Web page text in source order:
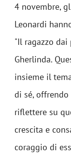
4 novembre,
Leonardi
"Il ragazzo
Gherlinda.
insieme il
di sé, offrendo
riflettere su
crescita e
coraggio di